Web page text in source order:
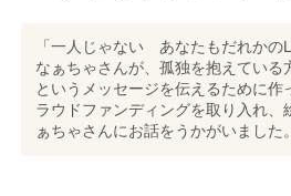
「一人じゃない あなたもだれかの
なぁちゃさんが、孤独を抱えている
というメッセージを伝えるために作
ラウドファンディングを取り入れ、
ぁちゃさんにお話をうかがいました。